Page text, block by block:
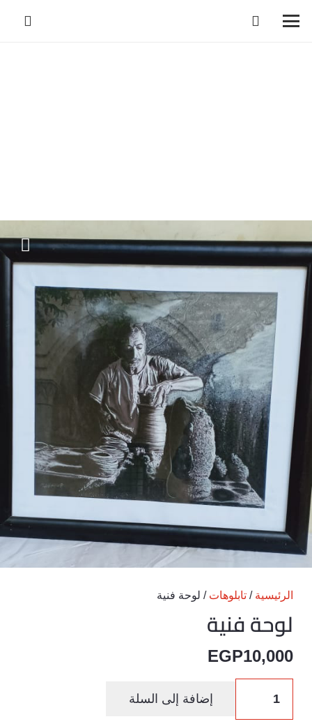
الرئيسية / تابلوهات / لوحة فنية
لوحة فنية
EGP10,000
لوحة
إضافة إلى السلة